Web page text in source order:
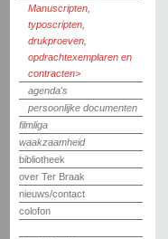
Manuscripten,
typoscripten,
drukproeven,
opdrachtexemplaren en
contracten
agenda's
persoonlijke documenten
filmliga
waakzaamheid
bibliotheek
over Ter Braak
nieuws/contact
colofon